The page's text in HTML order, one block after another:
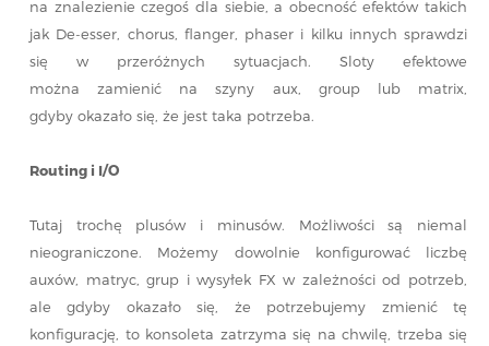
na znalezienie czegoś dla siebie, a obecność efektów takich
jak De-esser, chorus, flanger, phaser i kilku innych sprawdzi
się w przeróżnych sytuacjach. Sloty efektowe
można zamienić na szyny aux, group lub matrix,
gdyby okazało się, że jest taka potrzeba.
Routing i I/O
Tutaj trochę plusów i minusów. Możliwości są niemal
nieograniczone. Możemy dowolnie konfigurować liczbę
auxów, matryc, grup i wysyłek FX w zależności od potrzeb,
ale gdyby okazało się, że potrzebujemy zmienić tę
konfigurację, to konsoleta zatrzyma się na chwilę, trzeba się